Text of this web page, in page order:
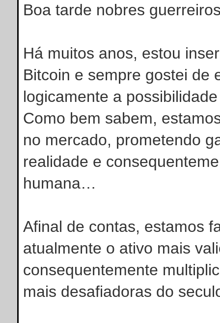
Boa tarde nobres
Há muitos anos, estou
Bitcoin e sempre gostei de
logicamente a
Como bem sabem,
no mercado, prometendo
realidade e
humana…
Afinal de contas, estamos
atualmente o ativo mais
consequentemente
mais desafiadoras do